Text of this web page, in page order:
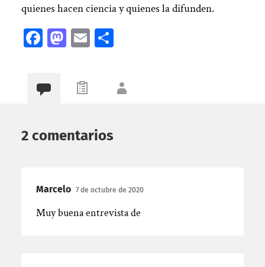
quienes hacen ciencia y quienes la difunden.
Facebook
Mastodon
EmailCompartir
2 comentarios
Marcelo 7 de octubre de 2020
Muy buena entrevista de